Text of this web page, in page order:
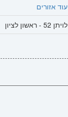
עוד אזורים
לויתן 52 - ראשון לציון